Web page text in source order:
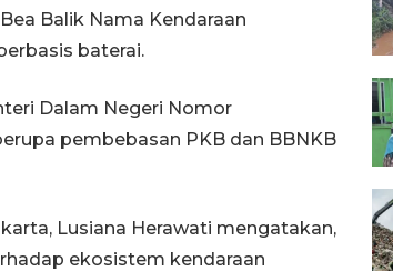
Balik Nama Kendaraan
baterai.
Dalam Negeri Nomor
pembebasan PKB dan BBNKB
Lusiana Herawati mengatakan,
ekosistem kendaraan